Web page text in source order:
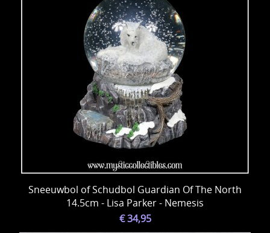
Sneeuwbol of Schudbol Guardian Of The North
14.5cm - Lisa Parker - Nemesis
€ 34,95